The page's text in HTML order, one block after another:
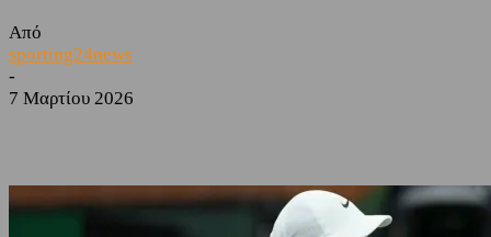
Από
sporting24news
-
7 Μαρτίου 2026